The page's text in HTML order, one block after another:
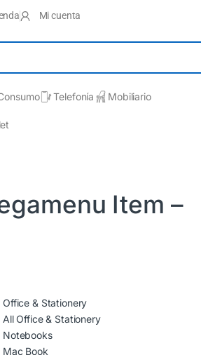
Mi cuenta
Telefonía Mobiliario
Item –
Office & Stationery
All Office & Stationery
Notebooks
Mac Book